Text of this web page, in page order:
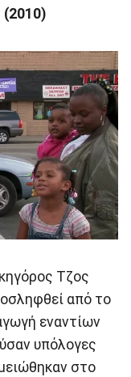
(2010)
Τζος
από το
εναντίων
υπόλογες
στο